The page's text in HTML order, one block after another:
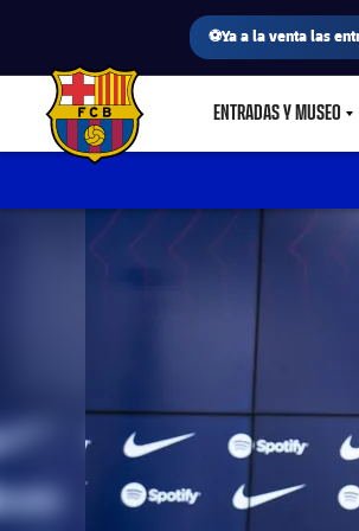
⚽Ya a la venta las
FC Barcelona club badge ENTRADAS Y MUSEO